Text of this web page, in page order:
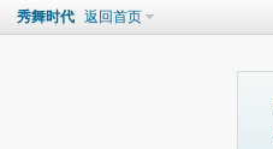
秀舞时代 返回首页